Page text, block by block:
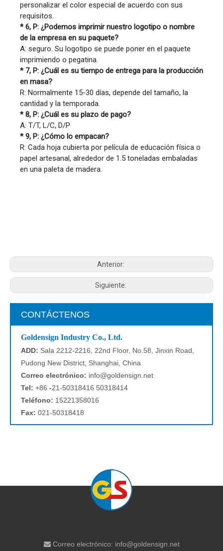
personalizar el color especial de acuerdo con sus
requisitos.
* 6, P: ¿Podemos imprimir nuestro logotipo o nombre
de la empresa en su paquete?
A: seguro. Su logotipo se puede poner en el paquete
imprimiendo o pegatina.
* 7, P: ¿Cuál es su tiempo de entrega para la producción
en masa?
R: Normalmente 15-30 días, depende del tamaño, la
cantidad y la temporada.
* 8, P: ¿Cuál es su plazo de pago?
A: T/T, L/C, D/P
* 9, P: ¿Cómo lo empacan?
R: Cada hoja cubierta por película de educación física o
papel artesanal, alrededor de 1.5 toneladas embaladas
en una paleta de madera.
Anterior:
Siguiente:
CONTÁCTENOS
Goldensign Industry Co., Ltd.
ADD: Sala 2212-2216, 22nd Floor, No.58, Jinxin Road,
Pudong New District, Shanghai, China
Correo electrónico: info@goldensign.net
Tel: +86 -21-50318416 50318414
Teléfono: 15221358016
Fax: 021-50318418
Correo electrónico: info@goldensign.net